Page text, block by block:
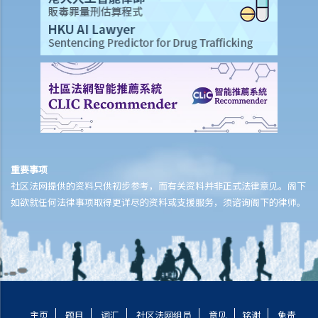
重要事项
社区法网提供的资料只供初步参考，而有关资料并非正式法律意见。阁下
如欲就任何法律事项取得更详尽的资料或支援服务，须谘询阁下的律师。
主页 题目 词汇 社区法网组员 意见 铭谢 免责